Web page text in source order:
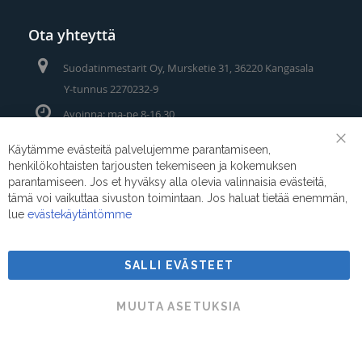
Ota yhteyttä
Suodatinmestarit Oy, Mursketie 31, 36220 Kangasala
Y-tunnus 2270232-9
Avoinna: ma-pe 8-16.30
Puhelin/Whatsapp:
Sähköposti:myynti@suodatinmestarit.fi
Suodatinmestarit © 2026
Käytämme evästeitä palvelujemme parantamiseen,
henkilökohtaisten tarjousten tekemiseen ja kokemuksen
parantamiseen. Jos et hyväksy alla olevia valinnaisia evästeitä,
tämä voi vaikuttaa sivuston toimintaan. Jos haluat tietää enemmän,
lue evästekäytäntömme
SALLI EVÄSTEET
MUUTA ASETUKSIA